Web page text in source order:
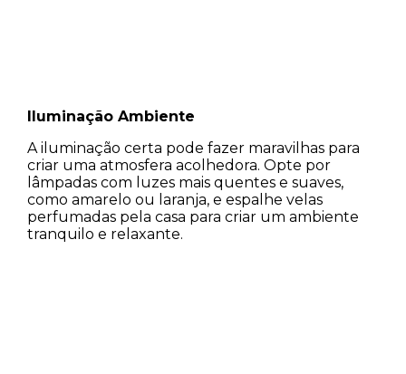
Iluminação Ambiente
A iluminação certa pode fazer maravilhas para
criar uma atmosfera acolhedora. Opte por
lâmpadas com luzes mais quentes e suaves,
como amarelo ou laranja, e espalhe velas
perfumadas pela casa para criar um ambiente
tranquilo e relaxante.